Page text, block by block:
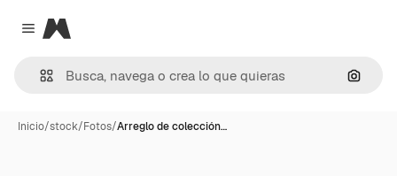
Close menu
Magnific
Inicio/stock/Fotos/Arreglo de colección…